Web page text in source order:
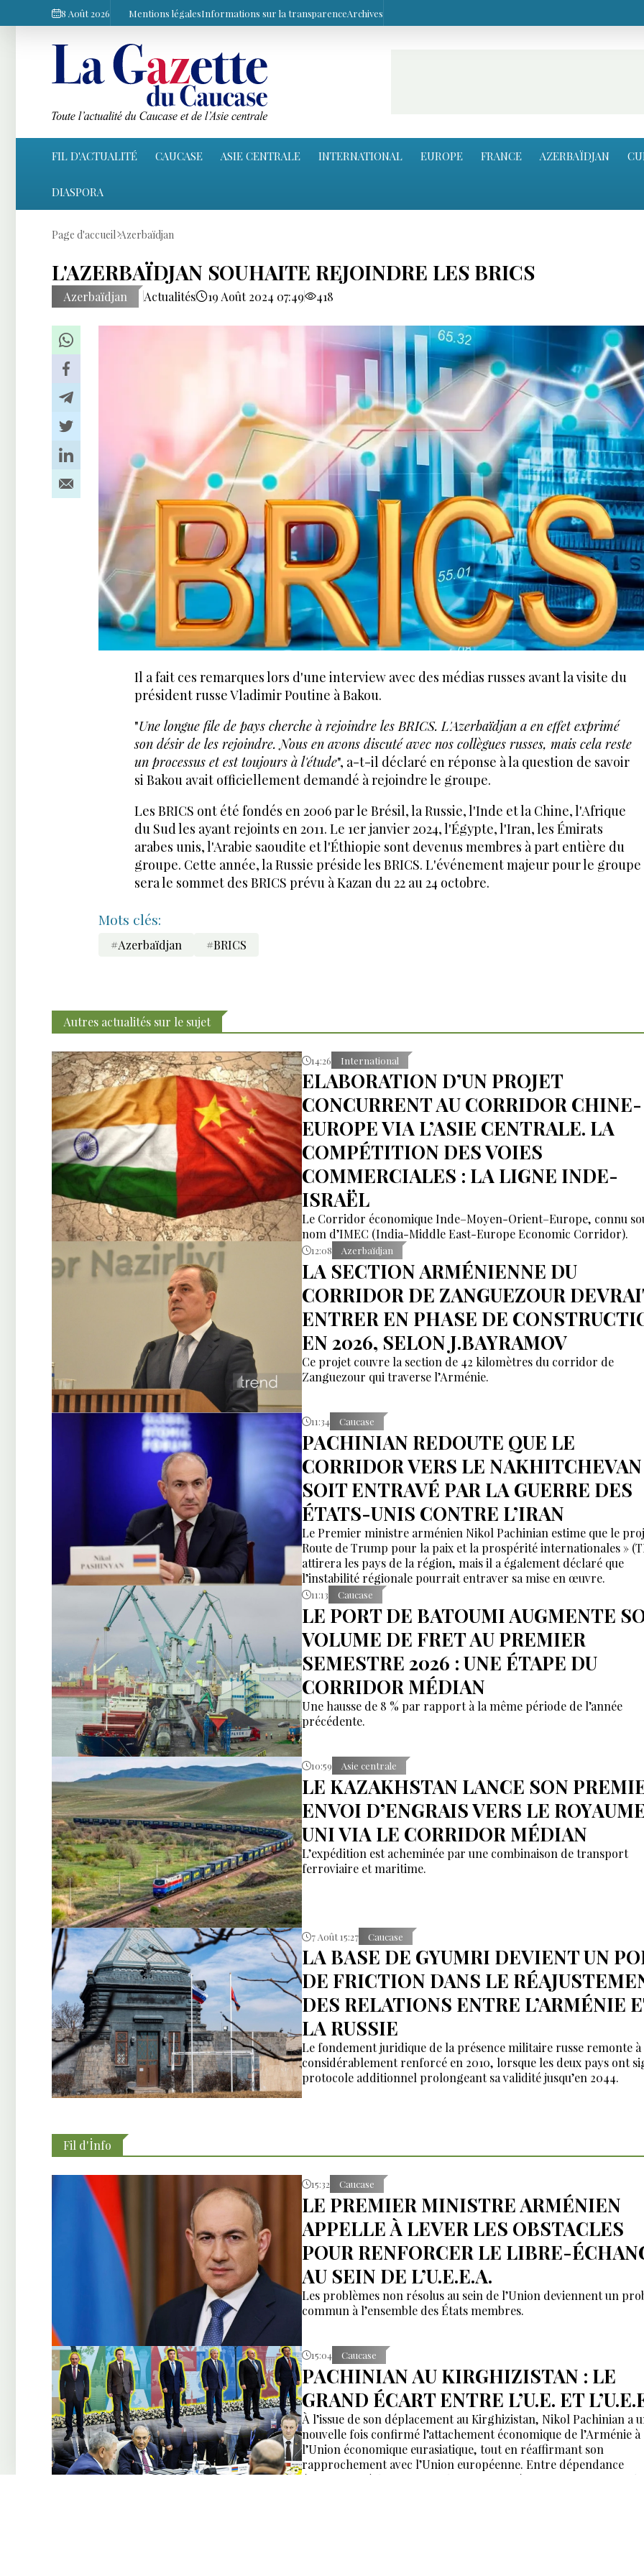
8 Août 2026 Mentions légalesInformations sur la transparenceArchives
FIL D'ACTUALITÉ CAUCASE ASIE CENTRALE INTERNATIONAL EUROPE FRANCE AZERBAÏDJAN
DIASPORA
Page d'accueil Azerbaïdjan
L'AZERBAÏDJAN SOUHAITE REJOINDRE LES BRICS
Azerbaïdjan Actualités 19 Août 2024 07:49 418
Il a fait ces remarques lors d'une interview avec des médias russes avant la visite du
président russe Vladimir Poutine à Bakou.
"Une longue file de pays cherche à rejoindre les BRICS. L'Azerbaïdjan a en effet exprimé
son désir de les rejoindre. Nous en avons discuté avec nos collègues russes, mais cela reste
un processus et est toujours à l'étude", a-t-il déclaré en réponse à la question de savoir
si Bakou avait officiellement demandé à rejoindre le groupe.
Les BRICS ont été fondés en 2006 par le Brésil, la Russie, l'Inde et la Chine, l'Afrique
du Sud les ayant rejoints en 2011. Le 1er janvier 2024, l'Égypte, l'Iran, les Émirats
arabes unis, l'Arabie saoudite et l'Éthiopie sont devenus membres à part entière du
groupe. Cette année, la Russie préside les BRICS. L'événement majeur pour le groupe
sera le sommet des BRICS prévu à Kazan du 22 au 24 octobre.
Mots clés:
#Azerbaïdjan #BRICS
Autres actualités sur le sujet
14:26 International
ELABORATION D’UN PROJET
CONCURRENT AU CORRIDOR CHINE-
EUROPE VIA L’ASIE CENTRALE. LA
COMPÉTITION DES VOIES
COMMERCIALES : LA LIGNE INDE-
ISRAËL
Le Corridor économique Inde–Moyen-Orient–Europe, connu
nom d’IMEC (India-Middle East-Europe Economic Corridor).
12:08 Azerbaïdjan
LA SECTION ARMÉNIENNE DU
CORRIDOR DE ZANGUEZOUR
ENTRER EN PHASE DE
EN 2026, SELON J.BAYRAMOV
Ce projet couvre la section de 42 kilomètres du corridor de
Zanguezour qui traverse l’Arménie.
11:34 Caucase
PACHINIAN REDOUTE QUE LE
CORRIDOR VERS LE
SOIT ENTRAVÉ PAR LA GUERRE DES
ÉTATS-UNIS CONTRE L’IRAN
Le Premier ministre arménien Nikol Pachinian estime que le
Route de Trump pour la paix et la prospérité internationales »
attirera les pays de la région, mais il a également déclaré que
l’instabilité régionale pourrait entraver sa mise en œuvre.
11:13 Caucase
LE PORT DE BATOUMI AUGMENTE
VOLUME DE FRET AU PREMIER
SEMESTRE 2026 : UNE ÉTAPE DU
CORRIDOR MÉDIAN
Une hausse de 8 % par rapport à la même période de l’année
précédente.
10:59 Asie centrale
LE KAZAKHSTAN LANCE SON
ENVOI D’ENGRAIS VERS LE
UNI VIA LE CORRIDOR MÉDIAN
L’expédition est acheminée par une combinaison de transport
ferroviaire et maritime.
7 Août 15:27 Caucase
LA BASE DE GYUMRI DEVIENT UN
DE FRICTION DANS LE
DES RELATIONS ENTRE L’ARMÉNIE
LA RUSSIE
Le fondement juridique de la présence militaire russe remonte à
considérablement renforcé en 2010, lorsque les deux pays ont
protocole additionnel prolongeant sa validité jusqu’en 2044.
Fil d'İnfo
15:32 Caucase
LE PREMIER MINISTRE ARMÉNIEN
APPELLE À LEVER LES OBSTACLES
POUR RENFORCER LE LIBRE-
AU SEIN DE L’U.E.E.A.
Les problèmes non résolus au sein de l’Union deviennent un
commun à l’ensemble des États membres.
15:04 Caucase
PACHINIAN AU KIRGHIZISTAN : LE
GRAND ÉCART ENTRE L’U.E. ET
À l’issue de son déplacement au Kirghizistan, Nikol Pachinian a
nouvelle fois confirmé l’attachement économique de l’Arménie à
l’Union économique eurasiatique, tout en réaffirmant son
rapprochement avec l’Union européenne. Entre dépendance
économique à l’UEEA et ambitions européennes, Erevan tente de